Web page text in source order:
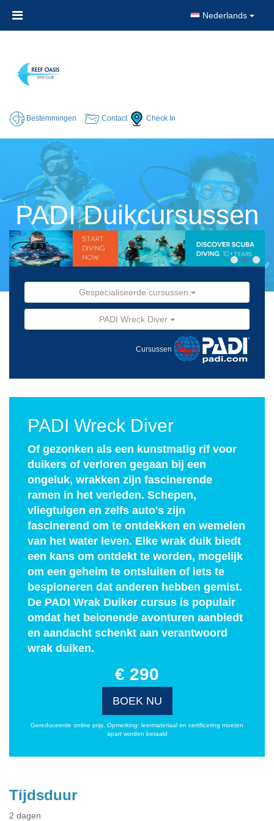
Nederlands
Bestemmingen Contact Check In
PADI Duikcursussen
Gespecialiseerde cursussen
PADI Wreck Diver
Cursussen
PADI Wreck Diver
Of gezonken als een kunstmatig rif voor
duikers of verloren gegaan bij een
ongeluk, wrakken zijn fascinerende
ramen in het verleden. Schepen,
vliegtuigen en zelfs auto's zijn
fascinerend om te ontdekken en wemelen
van het water leven. Elke wrak duik biedt
een kans om ontdekt te worden, mogelijk
om een geheim te ontsluiten of iets te
bespioneren dat anderen hebben gemist.
De PADI Wrak Duiker cursus is populair
omdat het belonende avonturen aanbiedt
en aandacht schenkt aan verantwoord
wrak duiken.
€ 290
BOEK NU
Gereduceerde online prijs. Opmerking: leermateriaal en certificering moeten
apart worden betaald
Tijdsduur
2 dagen